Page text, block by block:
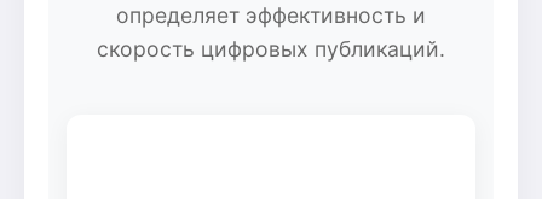
определяет эффективность и
скорость цифровых публикаций.